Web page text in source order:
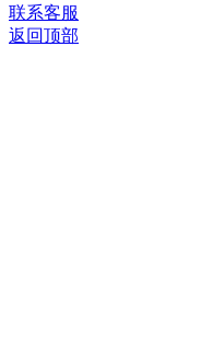
联系客服
返回顶部